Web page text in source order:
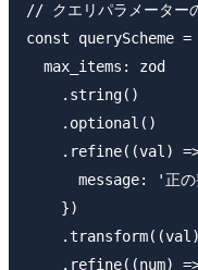
// クエリパラメーター
const queryScheme
  max_items: zod
    .string()
    .optional()
.refine((val)
message: '正の
    })
.refine((num)